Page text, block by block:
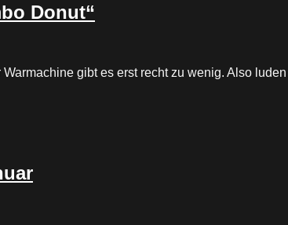
Donut“
gibt es erst recht zu wenig. Also